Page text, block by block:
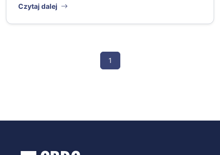
Czytaj dalej
1